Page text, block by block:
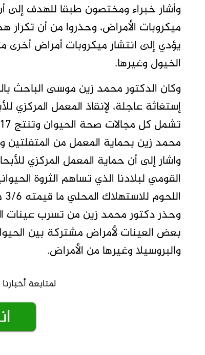
وأشار خبراء ومختصون طبقا للهدف إلى
ميكروبات الأمراض، وحذروا من أن
يؤدي إلى انتشار ميكروبات أمراض أخرى
الخيول وغيرها.
وكان الدكتور محمد زين موسى الباحث
محمد زين بحماية المعمل من المتفلتين
واشار إلى أن حماية المعمل المركزي
اللحوم للاستهلاك المحلي ما قيمته 3/6 مليون دولار في السنة.
وحذر دكتور محمد زين من تسرب عينات
بعض العينات لأمراض مشتركة بين
والبروسيلا وغيرها من الأمراض.